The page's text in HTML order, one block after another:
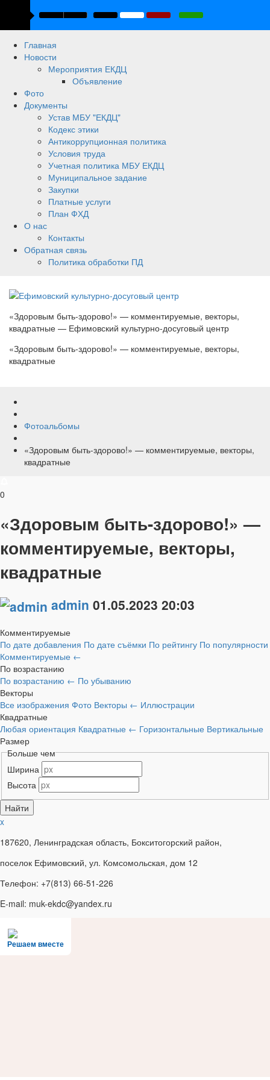
Главная
Новости
Мероприятия ЕКДЦ
Объявление
Фото
Документы
Устав МБУ "ЕКДЦ"
Кодекс этики
Антикоррупционная политика
Условия труда
Учетная политика МБУ ЕКДЦ
Муниципальное задание
Закупки
Платные услуги
План ФХД
О нас
Контакты
Обратная связь
Политика обработки ПД
«Здоровым быть-здорово!» — комментируемые, векторы,
квадратные — Ефимовский культурно-досуговый центр
«Здоровым быть-здорово!» — комментируемые, векторы,
квадратные
Фотоальбомы
«Здоровым быть-здорово!» — комментируемые, векторы,
квадратные
0
«Здоровым быть-здорово!» —
комментируемые, векторы,
квадратные
admin 01.05.2023 20:03
Комментируемые
По дате добавления По дате съёмки По рейтингу По популярности
Комментируемые ←
По возрастанию
По возрастанию ← По убыванию
Векторы
Все изображения Фото Векторы ← Иллюстрации
Квадратные
Любая ориентация Квадратные ← Горизонтальные Вертикальные
Размер
Больше чем
Ширина
Высота
x
187620, Ленинградская область, Бокситогорский район,
поселок Ефимовский, ул. Комсомольская, дом 12
Телефон: +7(813) 66-51-226
E-mail: muk-ekdc@yandex.ru
Решаем вместе